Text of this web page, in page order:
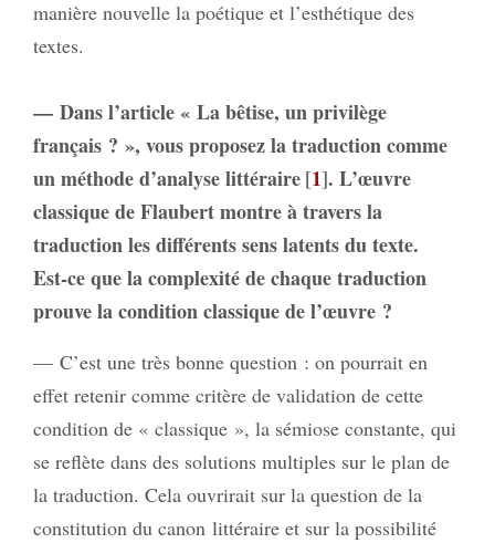
manière nouvelle la poétique et l’esthétique des
textes.
— Dans l’article « La bêtise, un privilège
français ? », vous proposez la traduction comme
un méthode d’analyse littéraire 1 . L’œuvre
classique de Flaubert montre à travers la
traduction les différents sens latents du texte.
Est‑ce que la complexité de chaque traduction
prouve la condition classique de l’œuvre ?
— C’est une très bonne question : on pourrait en
effet retenir comme critère de validation de cette
condition de « classique », la sémiose constante, qui
se reflète dans des solutions multiples sur le plan de
la traduction. Cela ouvrirait sur la question de la
constitution du canon littéraire et sur la possibilité